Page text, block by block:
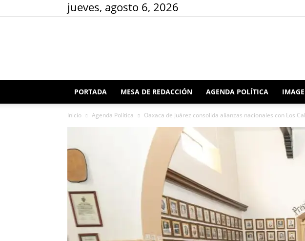
jueves, agosto 6, 2026
PORTADA MESA DE REDACCIÓN AGENDA POLÍTICA
Inicio Agenda Política Oaxaca de Juárez consolida alianzas nacionales con Los